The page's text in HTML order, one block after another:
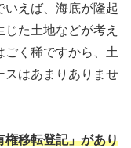
いえば、海底が隆起
た土地などが考え
ごく稀ですから、土
スはあまりありませ
権移転登記」があり